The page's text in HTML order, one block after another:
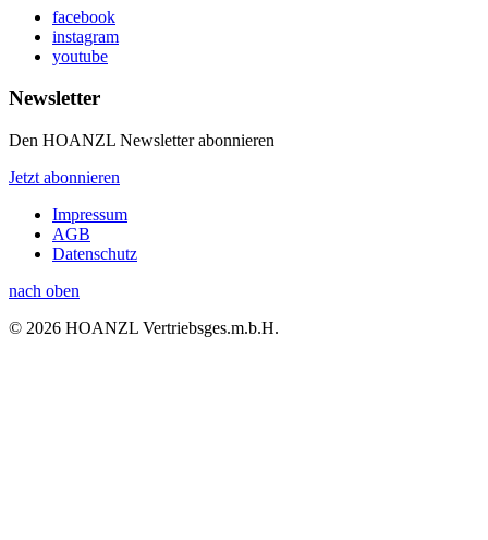
facebook
instagram
youtube
Newsletter
Den HOANZL Newsletter abonnieren
Jetzt abonnieren
Impressum
AGB
Datenschutz
nach oben
© 2026 HOANZL Vertriebsges.m.b.H.